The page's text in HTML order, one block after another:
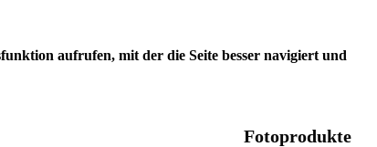
aufrufen, mit der die Seite besser navigiert und
Fotoprodukte